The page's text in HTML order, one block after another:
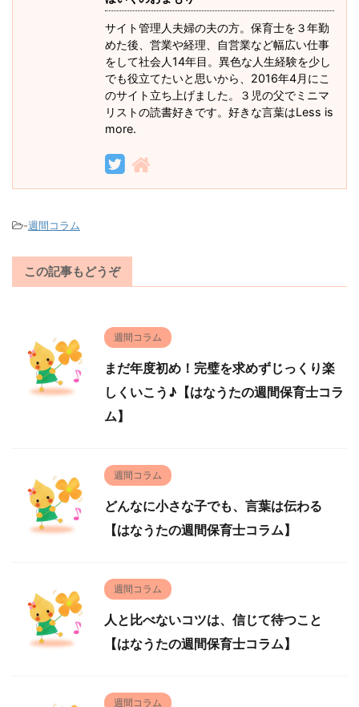
サイト管理人夫婦の夫の方。保育士を３年勤
めた後、営業や経理、自営業など幅広い仕事
をして社会人14年目。異色な人生経験を少し
でも役立てたいと思いから、2016年4月にこ
のサイト立ち上げました。３児の父でミニマ
リストの読書好きです。好きな言葉はLess is
more.
-週間コラム
この記事もどうぞ
週間コラム
まだ年度初め！完璧を求めずじっくり楽
しくいこう♪【はなうたの週間保育士コラ
ム】
週間コラム
どんなに小さな子でも、言葉は伝わる
【はなうたの週間保育士コラム】
週間コラム
人と比べないコツは、信じて待つこと
【はなうたの週間保育士コラム】
週間コラム